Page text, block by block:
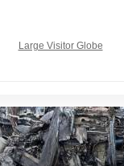
Large Visitor Globe